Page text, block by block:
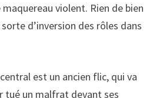
violent. Rien de bien
d’inversion des rôles dans
est un ancien flic, qui va
tué un malfrat devant ses